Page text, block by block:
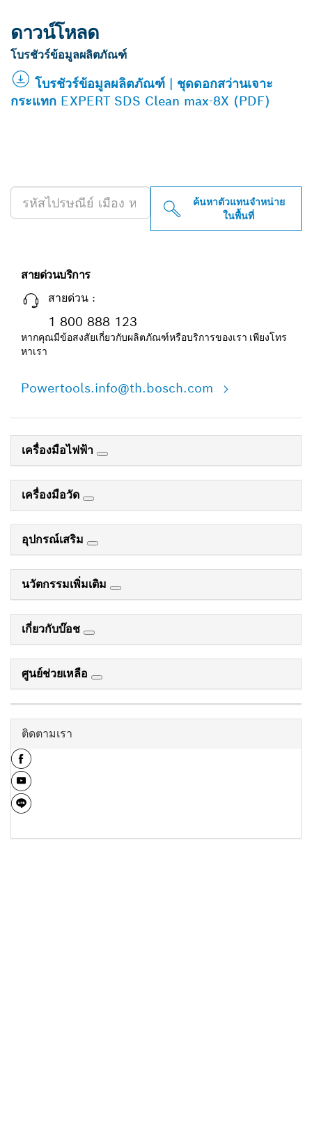
ดาวน์โหลด
โบรชัวร์ข้อมูลผลิตภัณฑ์
โบรชัวร์ข้อมูลผลิตภัณฑ์ | ชุดดอกสว่านเจาะ
กระแทก EXPERT SDS Clean max-8X (PDF)
ค้นหาตัวแทนจำหน่าย
ในพื้นที่
สายด่วนบริการ
สายด่วน :
1 800 888 123
หากคุณมีข้อสงสัยเกี่ยวกับผลิตภัณฑ์หรือบริการของเรา เพียงโทร
หาเรา
Powertools.info@th.bosch.com
เครื่องมือไฟฟ้า
เครื่องมือวัด
อุปกรณ์เสริม
นวัตกรรมเพิ่มเติม
เกี่ยวกับบ๊อช
ศูนย์ช่วยเหลือ
ติดตามเรา